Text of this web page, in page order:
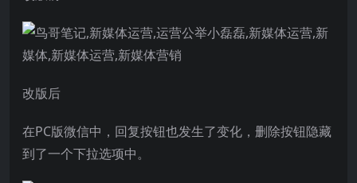
改版后
在PC版微信中，回复按钮也发生了变化，删除按钮隐藏
到了一个下拉选项中。